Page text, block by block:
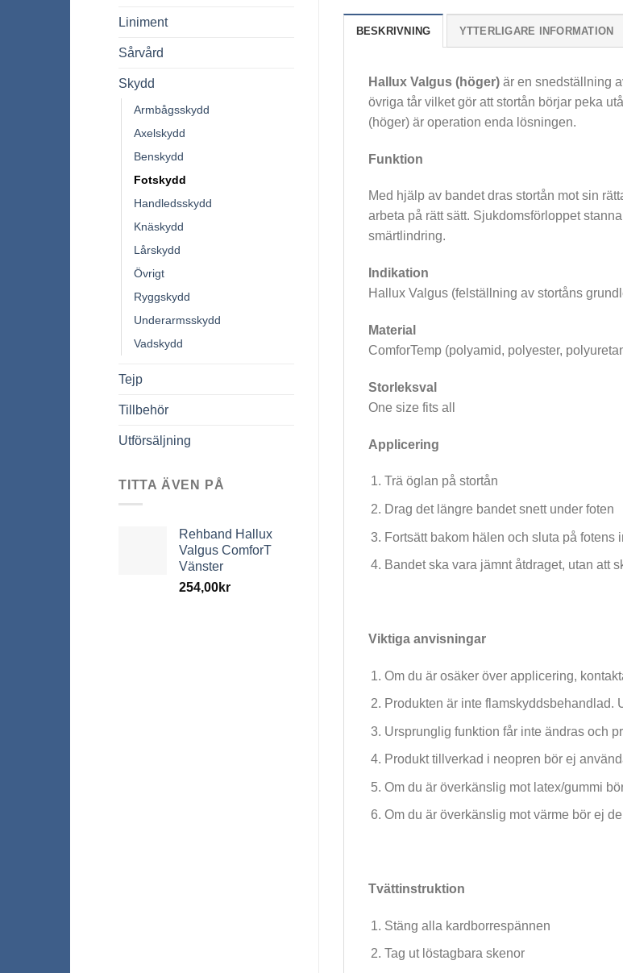
Liniment
Sårvård
Skydd
Armbågsskydd
Axelskydd
Benskydd
Fotskydd
Handledsskydd
Knäskydd
Lårskydd
Övrigt
Ryggskydd
Underarmsskydd
Vadskydd
Tejp
Tillbehör
Utförsäljning
TITTA ÄVEN PÅ
Rehband Hallux
Valgus ComforT
Vänster
254,00kr
BESKRIVNING YTTERLIGARE INFORMATION
Hallux Valgus (höger)är en snedställning
övriga tår vilket gör att stortån börjar peka
(höger) är operation enda lösningen.
Funktion
Med hjälp av bandet dras stortån mot sin
arbeta på rätt sätt. Sjukdomsförloppet
smärtlindring.
Indikation
Hallux Valgus (felställning av stortåns
Material
ComforTemp (polyamid, polyester,
Storleksval
One size fits all
Applicering
Trä öglan på stortån
Drag det längre bandet snett under foten
Fortsätt bakom hälen och sluta på fotens
Bandet ska vara jämnt åtdraget, utan att
Viktiga anvisningar
Om du är osäker över applicering,
Produkten är inte flamskyddsbehandlad.
Ursprunglig funktion får inte ändras och
Produkt tillverkad i neopren bör ej
Om du är överkänslig mot latex/gummi
Om du är överkänslig mot värme bör ej
Tvättinstruktion
Stäng alla kardborrespännen
Tag ut löstagbara skenor